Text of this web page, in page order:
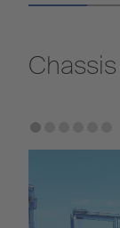
Chassis